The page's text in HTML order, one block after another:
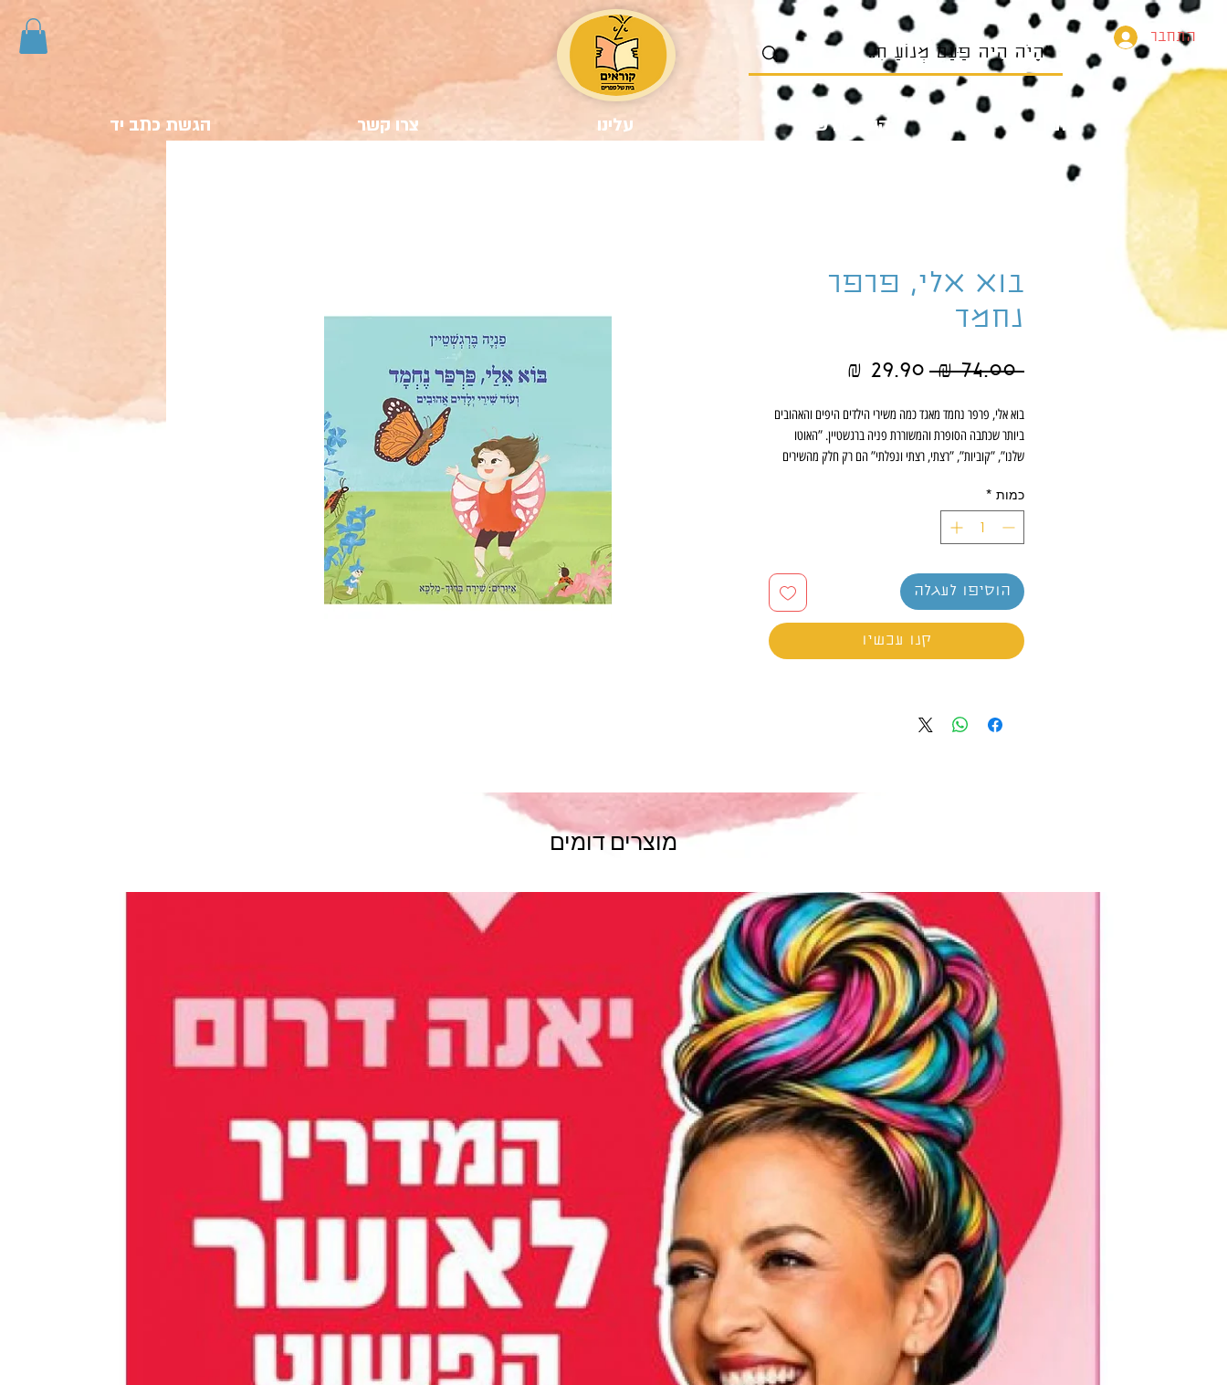
התחבר
הגשת כתב יד צרו קשר עלינו הספרים שלנו בית
בוא אלי, פרפר
נחמד
‏74.00 ‏₪
מחיר
בוא אלי, פרפר נחמד מאגד כמה משירי הילדים היפים והאהובים
ביותר שכתבה הסופרת והמשוררת פניה ברגשטיין. ”האוטו
שלנו”, ”קוביות”, ”רצתי, רצתי ונפלתי” הם רק חלק מהשירים
ברגשטיין היטיבה לתאר בשיריה את עולמם של הילדים, ומנקודת
מבטם: משחקים עם חברים, החיים בחיק המשפחה, הטבע
בוא אלי, פרפר נחמד רואה אור במלאות 70 שנה למותה של
ברגשטיין, מלווה באיורים חדשים ומלאי תום של המאיירת
הצעירה שירה ברוך מלכא.
כמות *
הוסיפו לעגלה
קנו עכשיו
מוצרים דומים